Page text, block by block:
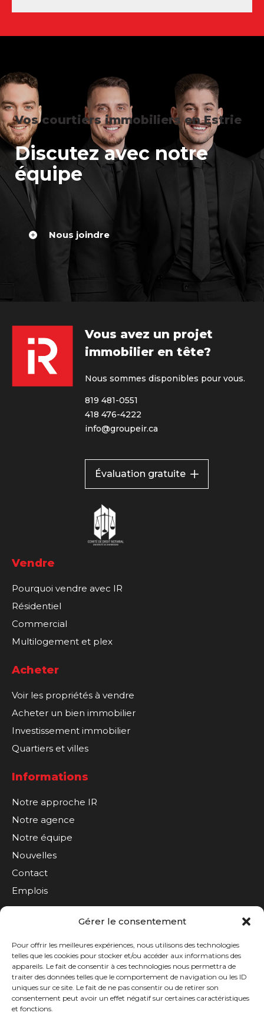
Gérer le consentement
Pour offrir les meilleures expériences, nous utilisons des technologies
telles que les cookies pour stocker et/ou accéder aux informations des
appareils. Le fait de consentir à ces technologies nous permettra de
traiter des données telles que le comportement de navigation ou les ID
uniques sur ce site. Le fait de ne pas consentir ou de retirer son
consentement peut avoir un effet négatif sur certaines caractéristiques
et fonctions.
Stoke
Vos courtiers immobiliers en Estrie
Discutez avec notre
équipe
Nous joindre
Vous avez un projet
immobilier en tête?
Nous sommes disponibles pour vous.
819 481-0551
418 476-4222
info@groupeir.ca
Évaluation gratuite
Vendre
Pourquoi vendre avec IR
Résidentiel
Commercial
Multilogement et plex
Acheter
Voir les propriétés à vendre
Acheter un bien immobilier
Investissement immobilier
Quartiers et villes
Informations
Notre approche IR
Notre agence
Notre équipe
Nouvelles
Contact
Emplois
S'inscrire à l'infolettre